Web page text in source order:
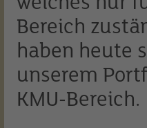
Bereich
haben heute
unserem
KMU-Bereich.